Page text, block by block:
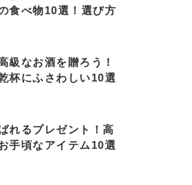
食べ物10選！選び方
級なお酒を贈ろう！
杯にふさわしい10選
れるプレゼント！高
手頃なアイテム10選